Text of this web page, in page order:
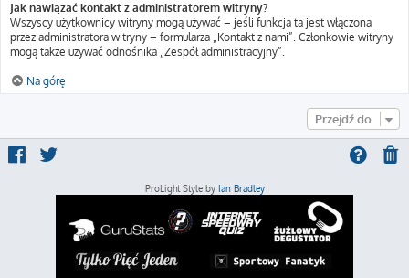
Jak nawiązać kontakt z administratorem witryny?
Wszyscy użytkownicy witryny mogą używać – jeśli funkcja ta jest włączona
przez administratora witryny – formularza „Kontakt z nami”. Członkowie witryny
mogą także używać odnośnika „Zespół administracyjny”.
Na górę
Przejdź do
ProLight Style by Ian Bradley